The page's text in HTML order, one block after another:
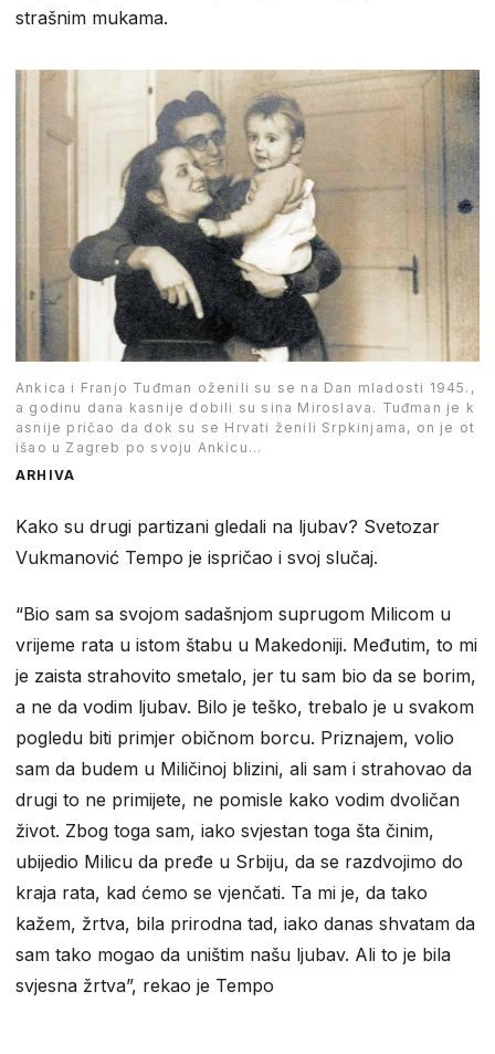
strašnim mukama.
Ankica i Franjo Tuđman oženili su se na Dan mladosti 1945.,
a godinu dana kasnije dobili su sina Miroslava. Tuđman je k
asnije pričao da dok su se Hrvati ženili Srpkinjama, on je ot
išao u Zagreb po svoju Ankicu...
ARHIVA
Kako su drugi partizani gledali na ljubav? Svetozar
Vukmanović Tempo je ispričao i svoj slučaj.
“Bio sam sa svojom sadašnjom suprugom Milicom u
vrijeme rata u istom štabu u Makedoniji. Međutim, to mi
je zaista strahovito smetalo, jer tu sam bio da se borim,
a ne da vodim ljubav. Bilo je teško, trebalo je u svakom
pogledu biti primjer običnom borcu. Priznajem, volio
sam da budem u Miličinoj blizini, ali sam i strahovao da
drugi to ne primijete, ne pomisle kako vodim dvoličan
život. Zbog toga sam, iako svjestan toga šta činim,
ubijedio Milicu da pređe u Srbiju, da se razdvojimo do
kraja rata, kad ćemo se vjenčati. Ta mi je, da tako
kažem, žrtva, bila prirodna tad, iako danas shvatam da
sam tako mogao da uništim našu ljubav. Ali to je bila
svjesna žrtva”, rekao je Tempo